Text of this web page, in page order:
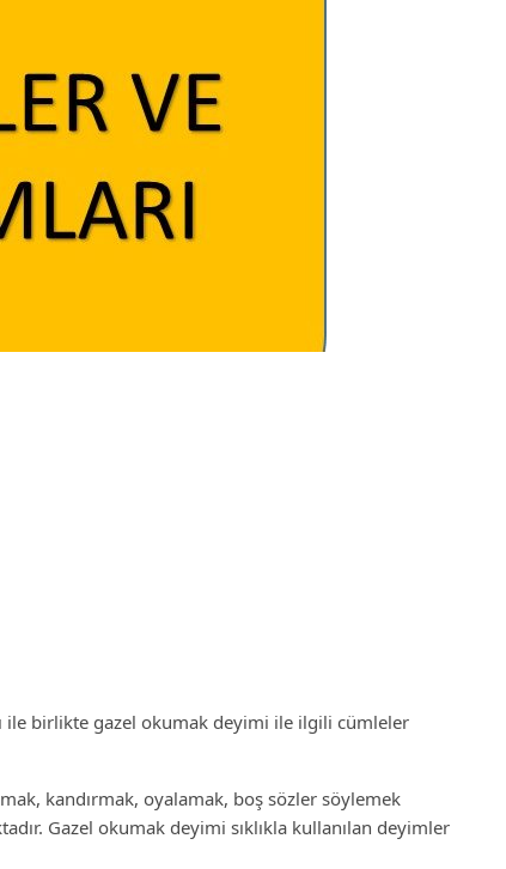
ile birlikte gazel okumak deyimi ile ilgili cümleler
kandırmak, oyalamak, boş sözler söylemek
Gazel okumak deyimi sıklıkla kullanılan deyimler